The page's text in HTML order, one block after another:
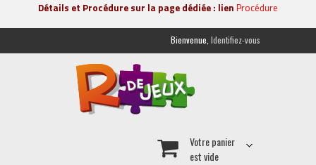
Détails et Procédure sur la page dédiée : lien Procédure
Bienvenue, Identifiez-vous
Votre panier
est vide